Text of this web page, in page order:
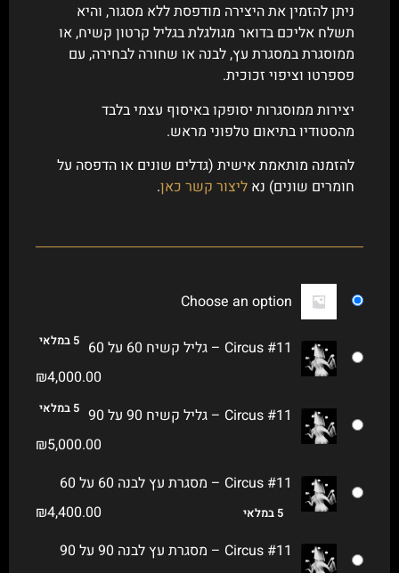
ניתן להזמין את היצירה מודפסת ללא מסגור, והיא
תשלח אליכם בדואר מגולגלת בגליל קרטון קשיח, או
ממוסגרת במסגרת עץ, לבנה או שחורה לבחירה, עם
פספרטו וציפוי זכוכית.
יצירות ממוסגרות יסופקו באיסוף עצמי בלבד
מהסטודיו בתיאום טלפוני מראש.
להזמנה מותאמת אישית (גדלים שונים או הדפסה על
חומרים שונים) נא ליצור קשר כאן.
Choose an option
Circus #11 – גליל קשיח 60 על 60
₪4,000.00
5 במלאי
Circus #11 – גליל קשיח 90 על 90
₪5,000.00
5 במלאי
Circus #11 – מסגרת עץ לבנה 60 על 60
₪4,400.00 5 במלאי
Circus #11 – מסגרת עץ לבנה 90 על 90